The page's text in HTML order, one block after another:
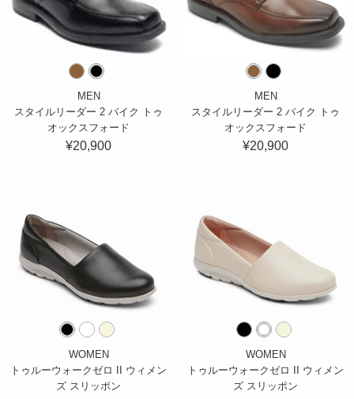
MEN
スタイルリーダー 2 バイク トゥ
オックスフォード
¥20,900
MEN
スタイルリーダー 2 バイク トゥ
オックスフォード
¥20,900
WOMEN
トゥルーウォークゼロ II ウィメン
ズ スリッポン
WOMEN
トゥルーウォークゼロ II ウィメン
ズ スリッポン